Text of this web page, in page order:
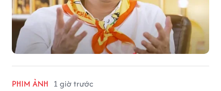
PHIM ẢNH 1 giờ trước